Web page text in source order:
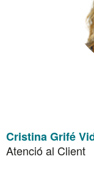
Cristina Grifé
Atenció al Client